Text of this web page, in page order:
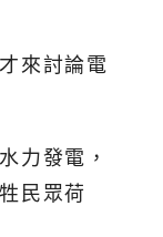
來討論電
力發電，
民眾荷